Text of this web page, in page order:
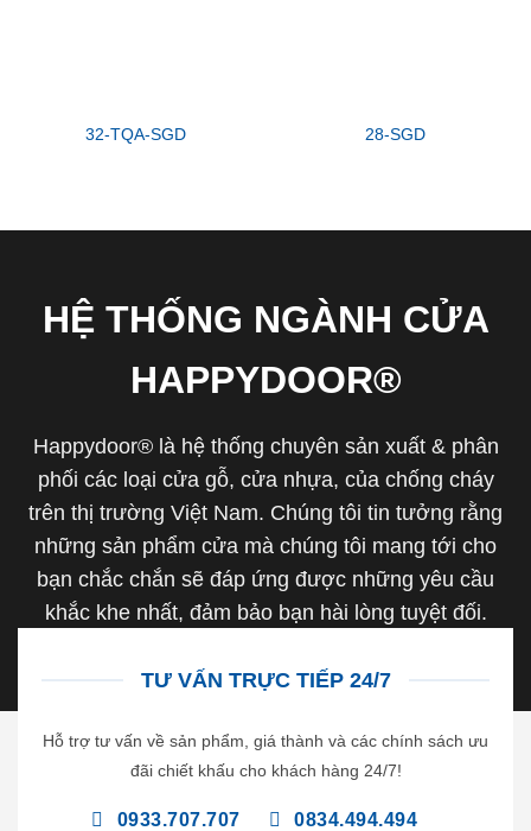
32-TQA-SGD 28-SGD
HỆ THỐNG NGÀNH CỬA
HAPPYDOOR®
Happydoor® là hệ thống chuyên sản xuất & phân
phối các loại cửa gỗ, cửa nhựa, của chống cháy
trên thị trường Việt Nam. Chúng tôi tin tưởng rằng
những sản phẩm cửa mà chúng tôi mang tới cho
bạn chắc chắn sẽ đáp ứng được những yêu cầu
khắc khe nhất, đảm bảo bạn hài lòng tuyệt đối.
TƯ VẤN TRỰC TIẾP 24/7
Hỗ trợ tư vấn về sản phẩm, giá thành và các chính sách ưu
đãi chiết khấu cho khách hàng 24/7!
0933.707.707 0834.494.494